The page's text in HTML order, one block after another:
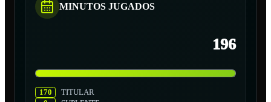
MINUTOS JUGADOS
196
170
TITULAR